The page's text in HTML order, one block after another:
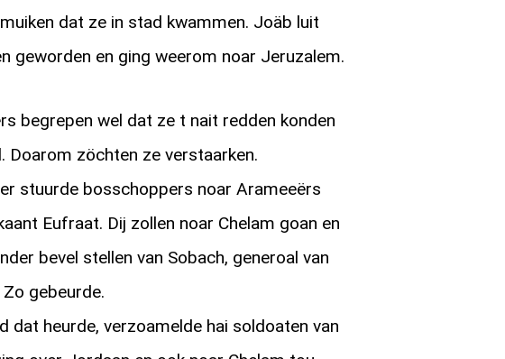
dat ze in stad kwammen. Joäb luit
geworden en ging weerom noar Jeruzalem.
begrepen wel dat ze t nait redden konden
Doarom zöchten ze verstaarken.
stuurde bosschoppers noar Arameeërs
Eufraat. Dij zollen noar Chelam goan en
bevel stellen van Sobach, generoal van
gebeurde.
dat heurde, verzoamelde hai soldoaten van